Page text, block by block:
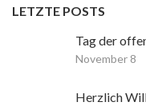
LETZTE POSTS
Tag der
November 8
Herzlich